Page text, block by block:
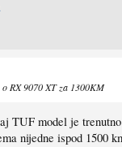
RX 9070 XT za 1300KM
TUF model je
nijedne ispod 1500